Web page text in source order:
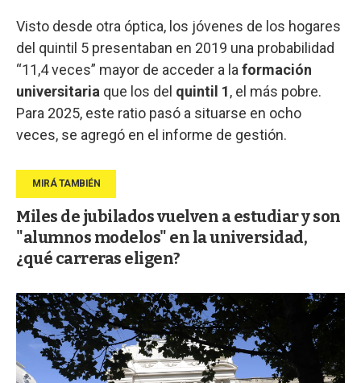
Visto desde otra óptica, los jóvenes de los hogares
del quintil 5 presentaban en 2019 una probabilidad
“11,4 veces” mayor de acceder a la formación
universitaria que los del quintil 1, el más pobre.
Para 2025, este ratio pasó a situarse en ocho
veces, se agregó en el informe de gestión.
Miles de jubilados vuelven a estudiar y son
"alumnos modelos" en la universidad,
¿qué carreras eligen?